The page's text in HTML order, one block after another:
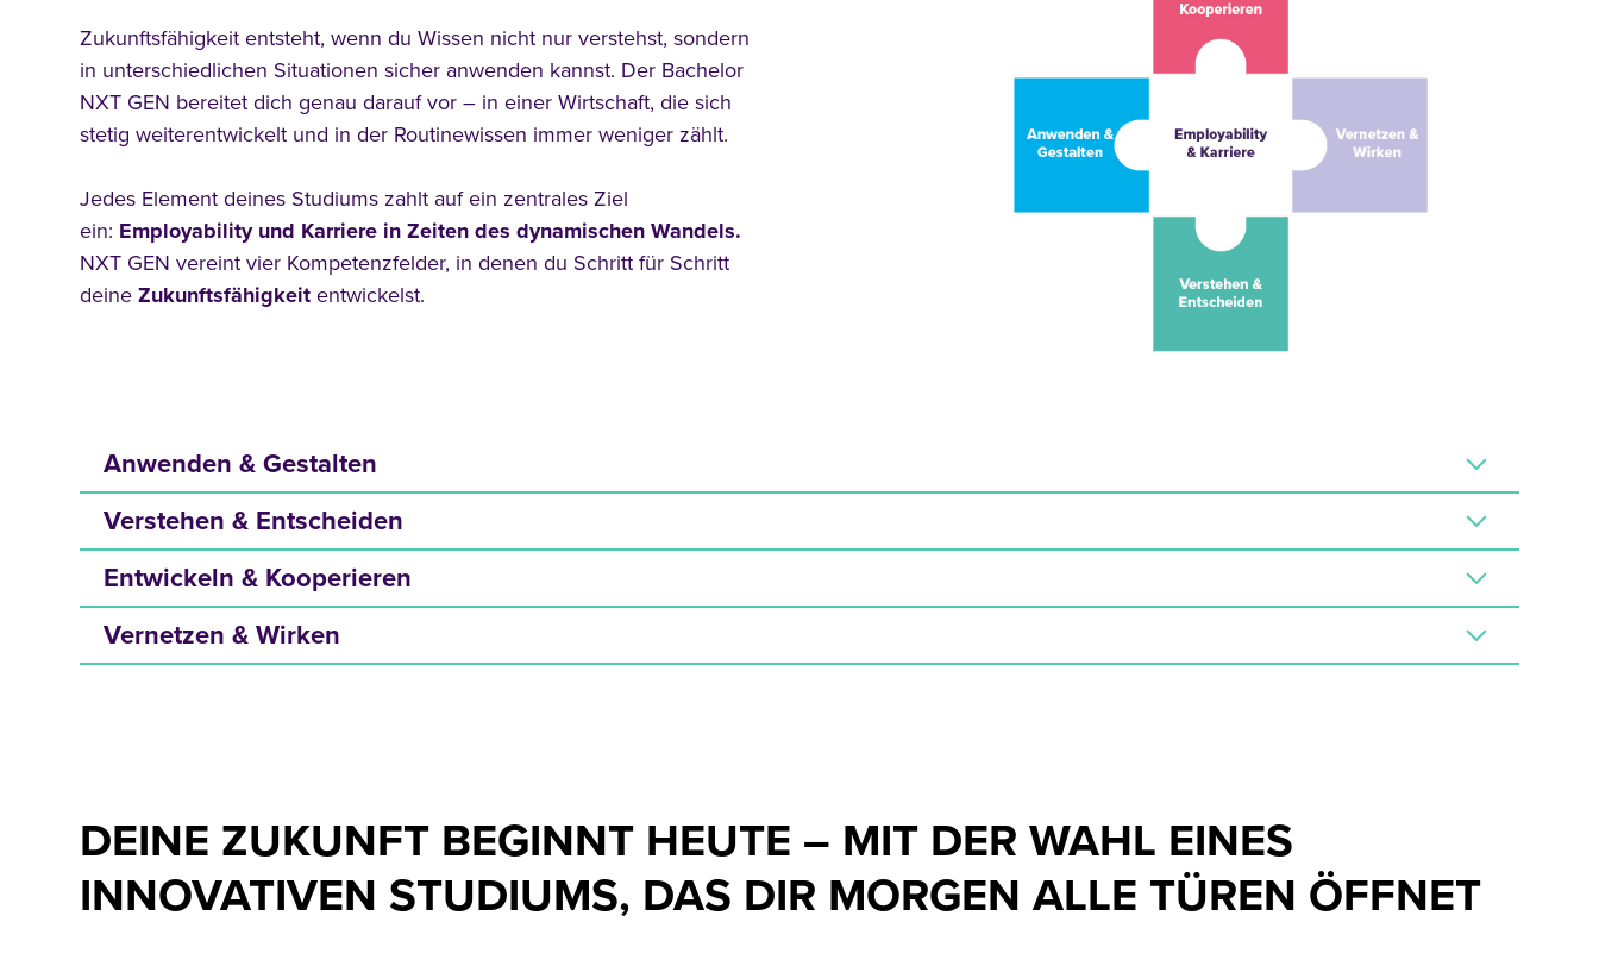
Zukunftsfähigkeit entsteht, wenn du Wissen nicht nur verstehst, sondern
in unterschiedlichen Situationen sicher anwenden kannst. Der Bachelor
NXT GEN bereitet dich genau darauf vor – in einer Wirtschaft, die sich
stetig weiterentwickelt und in der Routinewissen immer weniger zählt.
Jedes Element deines Studiums zahlt auf ein zentrales Ziel
ein: Employability und Karriere in Zeiten des dynamischen Wandels.
NXT GEN vereint vier Kompetenzfelder, in denen du Schritt für Schritt
deineZukunftsfähigkeit entwickelst.
Anwenden & Gestalten
Verstehen & Entscheiden
Entwickeln & Kooperieren
Vernetzen & Wirken
DEINE ZUKUNFT BEGINNT HEUTE – MIT DER WAHL EINES
INNOVATIVEN STUDIUMS, DAS DIR MORGEN ALLE TÜREN ÖFFNET